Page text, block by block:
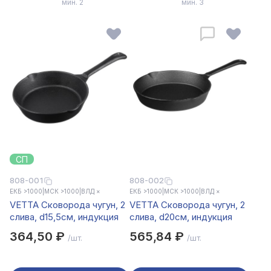
мин. 2 мин. 3
СП
808-001
ЕКБ >1000 МСК >1000 ВЛД ×
VETTA Сковорода чугун, 2
слива, d15,5см, индукция
364,50 ₽ /шт.
808-002
ЕКБ >1000 МСК >1000 ВЛД ×
VETTA Сковорода чугун, 2
слива, d20см, индукция
565,84 ₽ /шт.